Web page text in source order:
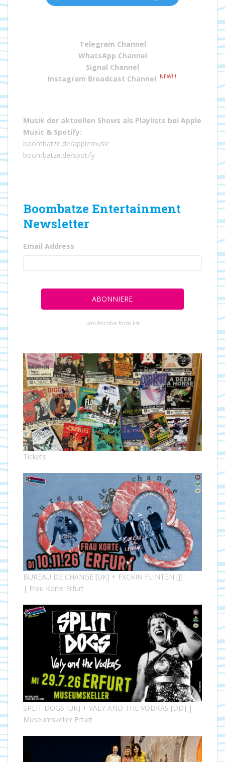
Telegram Channel
WhatsApp Channel
Signal Channel
Instagram Broadcast Channel
NEW!!!
Musik der aktuellen Shows als Playlists bei Apple
Music & Spotify:
boombatze.de/applemusic
boombatze.de/spotify
Boombatze Entertainment
Newsletter
Email Address
unsubscribe from list
Tickets
BUREAU DE CHANGE [UK] + FXCKIN FLINTEN [J]
| Frau Korte Erfurt
SPLIT DOGS [UK] + VALY AND THE VODKAS [DD] |
Museumskeller Erfurt